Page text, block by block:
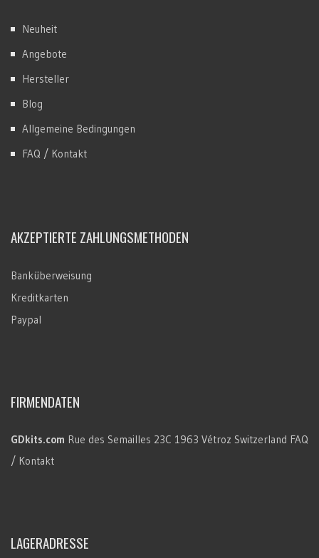
Neuheit
Angebote
Hersteller
Blog
Allgemeine Bedingungen
FAQ / Kontakt
AKZEPTIERTE ZAHLUNGSMETHODEN
Banküberweisung
Kreditkarten
Paypal
FIRMENDATEN
GDkits.com Rue des Semailles 23C 1963 Vétroz Switzerland FAQ
/ Kontakt
LAGERADRESSE